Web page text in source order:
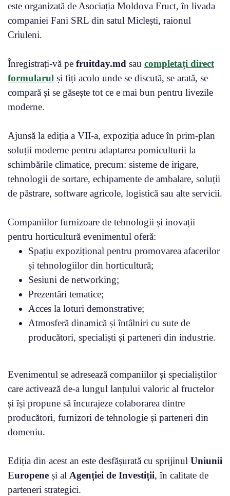
este organizată de Asociația Moldova Fruct, în livada
companiei Fani SRL din satul Miclești, raionul
Criuleni.
Înregistrați-vă pe fruitday.md sau completați direct
formularul și fiți acolo unde se discută, se arată, se
compară și se găsește tot ce e mai bun pentru livezile
moderne.
Ajunsă la ediția a VII-a, expoziția aduce în prim-plan
soluții moderne pentru adaptarea pomiculturii la
schimbările climatice, precum: sisteme de irigare,
tehnologii de sortare, echipamente de ambalare, soluții
de păstrare, software agricole, logistică sau alte servicii.
Companiilor furnizoare de tehnologii și inovații
pentru horticultură evenimentul oferă:
Spațiu expozițional pentru promovarea afacerilor
și tehnologiilor din horticultură;
Sesiuni de networking;
Prezentări tematice;
Acces la loturi demonstrative;
Atmosferă dinamică și întâlniri cu sute de
producători, specialiști și parteneri din industrie.
Evenimentul se adresează companiilor și specialiștilor
care activează de-a lungul lanțului valoric al fructelor
și își propune să încurajeze colaborarea dintre
producători, furnizori de tehnologie și parteneri din
domeniu.
Ediția din acest an este desfășurată cu sprijinul Uniunii
Europene și al Agenției de Investiții, în calitate de
parteneri strategici.